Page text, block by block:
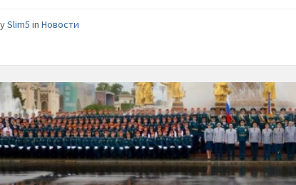
Slim5 inНовости
Главе-
МЧС-
России-